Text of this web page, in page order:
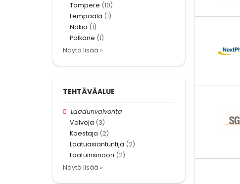
Tampere (10)
Lempäälä (1)
Nokia (1)
Pälkäne (1)
Näytä lisää »
TEHTÄVÄALUE
Laadunvalvonta
Valvoja (3)
Koestaja (2)
Laatuasiantuntija (2)
Laatuinsinööri (2)
Näytä lisää »